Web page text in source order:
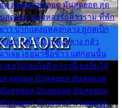
ด สุดยอด สุดยอด มันสุดยอด สุด
สุดยอด แอบหลงรักสาวราม ที่พัก
าว ปากแดงแหลงกลาง ถูกสเป็ก
อยากเข้าไปแหลงกลาง กลัว
าเจอ เธอมาซื้อข้าว แต่ก่อนนั้น
เธอไม่เคยไยดี คราวนี้เธอยิ้มให้
ด สุดยอด มันสุดยอด มันสุดยอด
นสุดยอด มันสุดยอด มันสุดยอด
นสุดยอด มันสุดยอด มันสุดยอด